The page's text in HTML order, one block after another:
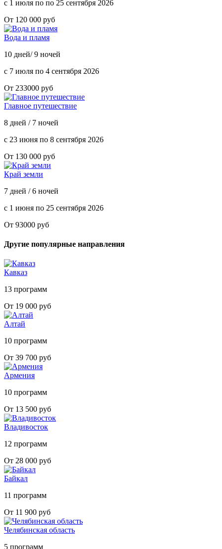
с 1 июля по по 25 сентября 2026
От 120 000 руб
Вода и пламя
10 дней/ 9 ночей
с 7 июля по 4 сентября 2026
От 233000 руб
Главное путешествие
8 дней / 7 ночей
с 23 июня по 8 сентября 2026
От 130 000 руб
Край земли
7 дней / 6 ночей
с 1 июня по 25 сентября 2026
От 93000 руб
Другие популярные направления
Кавказ
13 программ
От 19 000 руб
Алтай
10 программ
От 39 700 руб
Армения
10 программ
От 13 500 руб
Владивосток
12 программ
От 28 000 руб
Байкал
11 программ
От 11 900 руб
Челябинская область
5 программ